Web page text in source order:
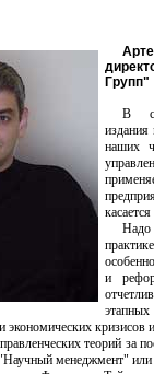
Групп"
В
наших
Надо
и
экономических кризисов
теорий за
менеджмент"